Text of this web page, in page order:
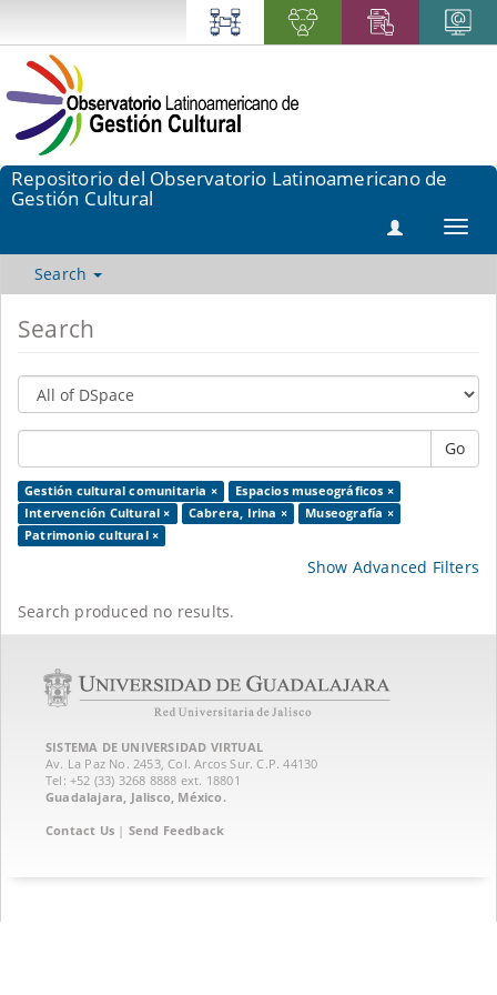
Repositorio del Observatorio Latinoamericano de
Gestión Cultural
Search
Search
Go
Gestión cultural comunitaria ×
Espacios museográficos ×
Intervención Cultural ×
Cabrera, Irina ×
Museografía ×
Patrimonio cultural ×
Show Advanced Filters
Search produced no results.
SISTEMA DE UNIVERSIDAD VIRTUAL
Av. La Paz No. 2453, Col. Arcos Sur. C.P. 44130
Tel: +52 (33) 3268 8888‏ ext. 18801
Guadalajara, Jalisco, México.
Contact Us | Send Feedback